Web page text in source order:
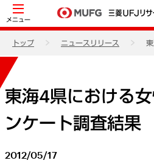
メニュー
トップ ニュースリリース
東海4県における
ンケート調査結果
2012/05/17